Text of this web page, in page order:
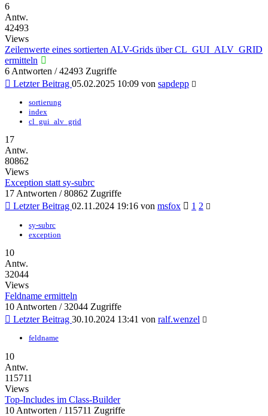
6
Antw.
42493
Views
Zeilenwerte eines sortierten ALV-Grids über CL_GUI_ALV_GRID
ermitteln
6 Antworten / 42493 Zugriffe
Letzter Beitrag 05.02.2025 10:09 von sapdepp
sortierung
index
cl_gui_alv_grid
17
Antw.
80862
Views
Exception statt sy-subrc
17 Antworten / 80862 Zugriffe
Letzter Beitrag 02.11.2024 19:16 von msfox 1 2
sy-subrc
exception
10
Antw.
32044
Views
Feldname ermitteln
10 Antworten / 32044 Zugriffe
Letzter Beitrag 30.10.2024 13:41 von ralf.wenzel
feldname
10
Antw.
115711
Views
Top-Includes im Class-Builder
10 Antworten / 115711 Zugriffe